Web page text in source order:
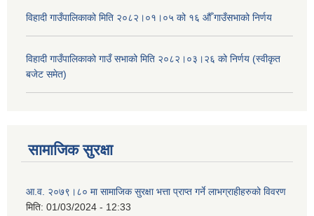
विहादी गाउँपालिकाको मिति २०८२।०१।०५ को १६ औँ गाउँसभाको निर्णय
विहादी गाउँपालिकाको गाउँ सभाको मिति २०८२।०३।२६ को निर्णय (स्वीकृत
बजेट समेत)
सामाजिक सुरक्षा
आ.व. २०७९।८० मा सामाजिक सुरक्षा भत्ता प्राप्त गर्ने लाभग्राहीहरुको विवरण
मिति: 01/03/2024 - 12:33